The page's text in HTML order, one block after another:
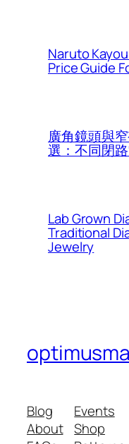
Naruto
Price Guide
廣角鏡頭與
選：不同閉
Lab Grown
Traditional
Jewelry
Blog
About
Events
Shop